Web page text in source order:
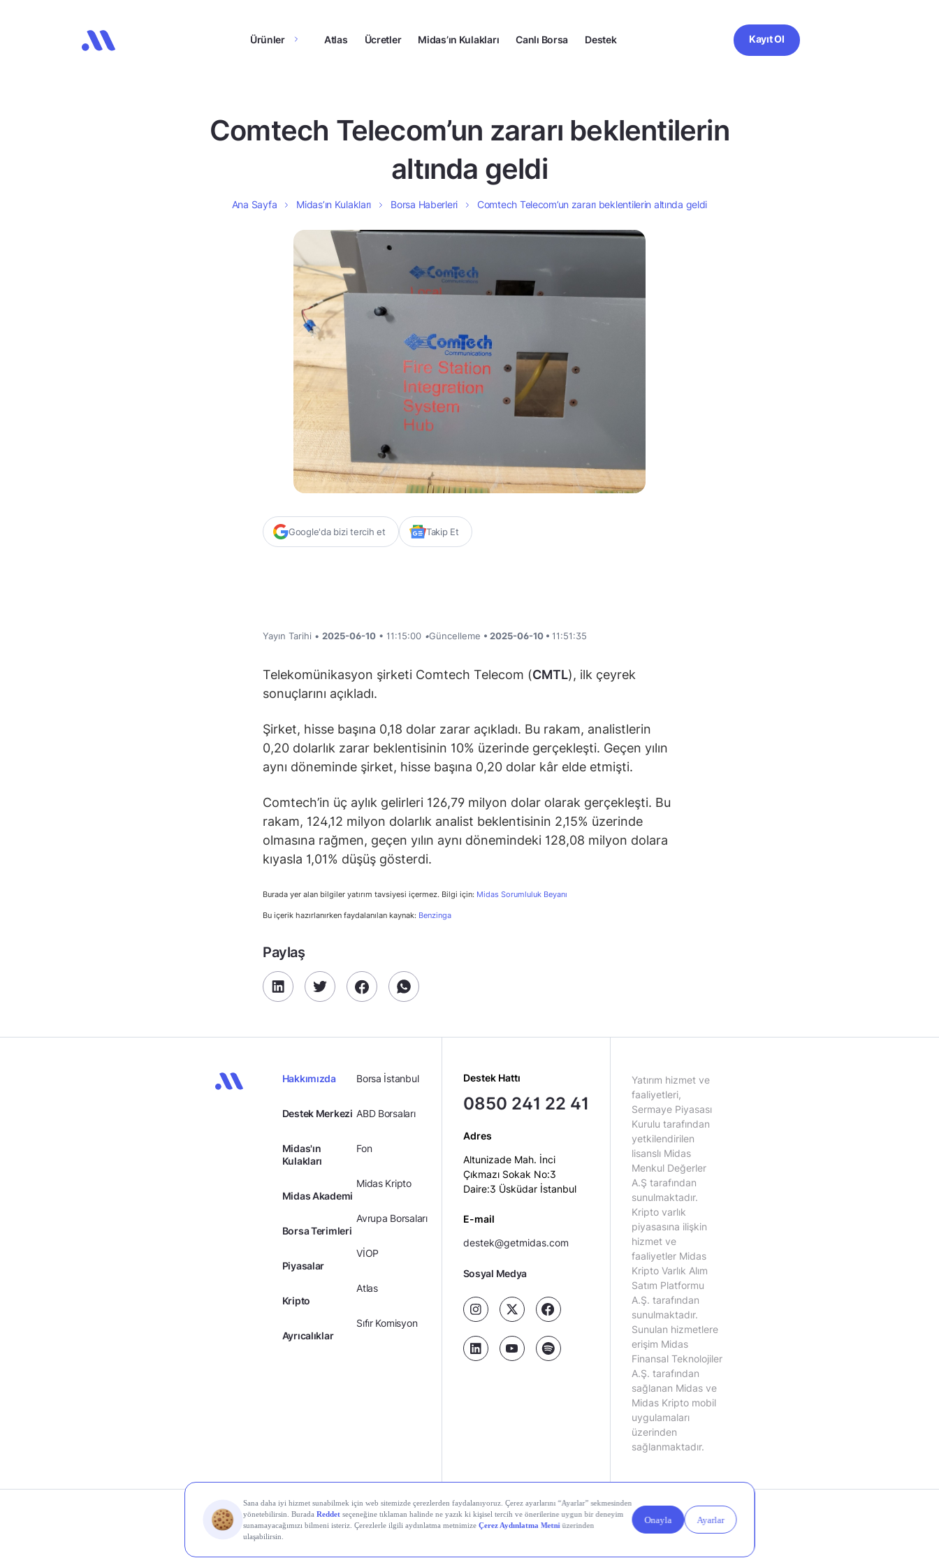
Ürünler Atlas Ücretler Midas’ın Kulakları Canlı Borsa Destek Kayıt Ol
Comtech Telecom’un zararı beklentilerin
altında geldi
Ana Sayfa Midas’ın Kulakları Borsa Haberleri Comtech Telecom’un zararı beklentilerin altında geldi
Google'da bizi tercih et Takip Et
Yayın Tarihi • 2025-06-10 • 11:15:00 •Güncelleme • 2025-06-10 • 11:51:35
Telekomünikasyon şirketi Comtech Telecom (CMTL), ilk çeyrek
sonuçlarını açıkladı.
Şirket, hisse başına 0,18 dolar zarar açıkladı. Bu rakam, analistlerin
0,20 dolarlık zarar beklentisinin 10% üzerinde gerçekleşti. Geçen yılın
aynı döneminde şirket, hisse başına 0,20 dolar kâr elde etmişti.
Comtech’in üç aylık gelirleri 126,79 milyon dolar olarak gerçekleşti. Bu
rakam, 124,12 milyon dolarlık analist beklentisinin 2,15% üzerinde
olmasına rağmen, geçen yılın aynı dönemindeki 128,08 milyon dolara
kıyasla 1,01% düşüş gösterdi.
Burada yer alan bilgiler yatırım tavsiyesi içermez. Bilgi için: Midas Sorumluluk Beyanı
Bu içerik hazırlanırken faydalanılan kaynak: Benzinga
Paylaş
Hakkımızda
Destek Merkezi
Midas'ın
Kulakları
Midas Akademi
Borsa Terimleri
Piyasalar
Kripto
Ayrıcalıklar
Borsa İstanbul
ABD Borsaları
Fon
Midas Kripto
Avrupa Borsaları
VİOP
Atlas
Sıfır Komisyon
Destek Hattı
0850 241 22 41
Adres
Altunizade Mah. İnci
Çıkmazı Sokak No:3
Daire:3 Üsküdar İstanbul
E-mail
destek@getmidas.com
Sosyal Medya
Yatırım hizmet ve
faaliyetleri,
Sermaye Piyasası
Kurulu tarafından
yetkilendirilen
lisanslı Midas
Menkul Değerler
A.Ş tarafından
sunulmaktadır.
Kripto varlık
piyasasına ilişkin
hizmet ve
faaliyetler Midas
Kripto Varlık Alım
Satım Platformu
A.Ş. tarafından
sunulmaktadır.
Sunulan hizmetlere
erişim Midas
Finansal Teknolojiler
A.Ş. tarafından
sağlanan Midas ve
Midas Kripto mobil
uygulamaları
üzerinden
sağlanmaktadır.
© 2026 Midas Finansal Teknolojiler A.Ş. Tüm hakları saklıdır.
Kişisel
Gizlilik
Yasal
Çerez